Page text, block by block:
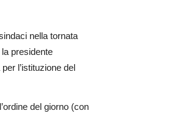
nella tornata
presidente
l’istituzione del
del giorno (con